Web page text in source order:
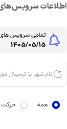
سرویس‌های
تمامی سرویس های
1405/05/15
همه